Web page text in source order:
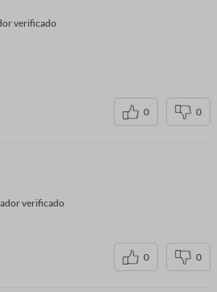
verificado
0 0
verificado
0 0